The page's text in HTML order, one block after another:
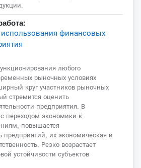
финансовых
любого
рыночных условиях
круг участников рыночных
стремится оценить
предприятия. В
переходом экономики к
повышается
предприятий, их экономическая и
Резко возрастает
устойчивости субъектов